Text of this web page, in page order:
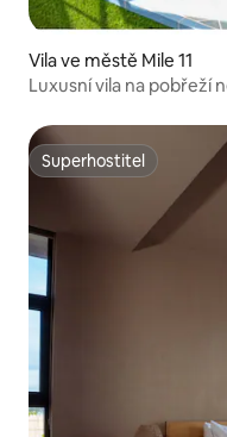
Vila ve městě Mile 11
Luxusní vila na pobřeží
Superhostitel
Superhostitel